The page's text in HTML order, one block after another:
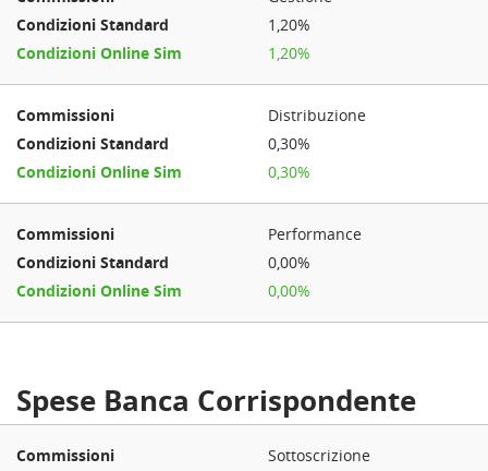
1,20%
1,20%
Distribuzione
0,30%
0,30%
Performance
0,00%
0,00%
Spese Banca Corrispondente
Sottoscrizione